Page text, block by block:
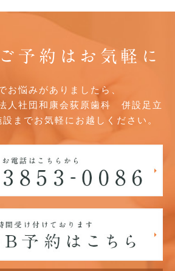
予約はお気軽に
お悩みがありましたら、
人社団和康会荻原歯科 併設足立
までお気軽にお越しください。